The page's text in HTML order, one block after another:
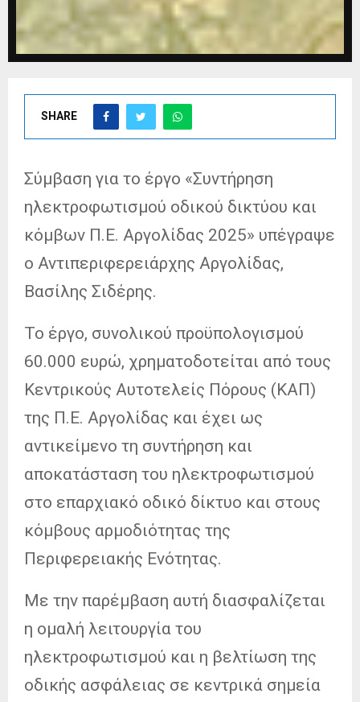
SHARE
Σύμβαση για το έργο «Συντήρηση
ηλεκτροφωτισμού οδικού δικτύου και
κόμβων Π.Ε. Αργολίδας 2025» υπέγραψε
ο Αντιπεριφερειάρχης Αργολίδας,
Βασίλης Σιδέρης.
Το έργο, συνολικού προϋπολογισμού
60.000 ευρώ, χρηματοδοτείται από τους
Κεντρικούς Αυτοτελείς Πόρους (ΚΑΠ)
της Π.Ε. Αργολίδας και έχει ως
αντικείμενο τη συντήρηση και
αποκατάσταση του ηλεκτροφωτισμού
στο επαρχιακό οδικό δίκτυο και στους
κόμβους αρμοδιότητας της
Περιφερειακής Ενότητας.
Με την παρέμβαση αυτή διασφαλίζεται
η ομαλή λειτουργία του
ηλεκτροφωτισμού και η βελτίωση της
οδικής ασφάλειας σε κεντρικά σημεία